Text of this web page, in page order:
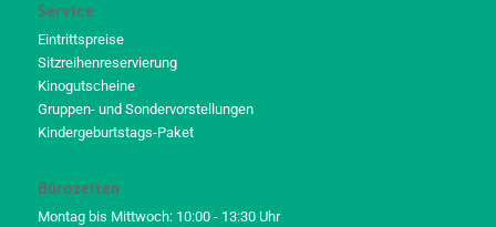
Service
Eintrittspreise
Sitzreihenreservierung
Kinogutscheine
Gruppen- und Sondervorstellungen
Kindergeburtstags-Paket
Bürozeiten
Montag bis Mittwoch: 10:00 - 13:30 Uhr